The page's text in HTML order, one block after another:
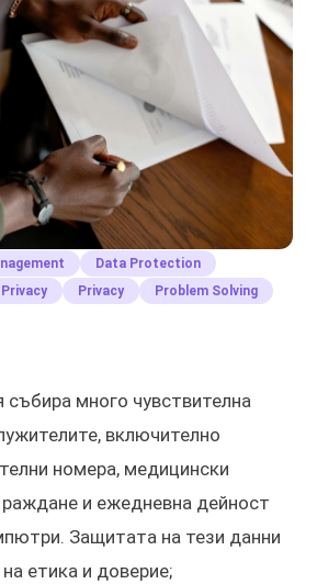
Data Protection
Privacy Privacy
Problem Solving
много чувствителна
включително
номера, медицински
и ежедневна дейност
Защитата на тези данни
етика и доверие;